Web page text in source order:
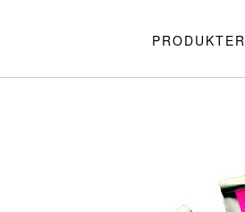
PRODUKTER